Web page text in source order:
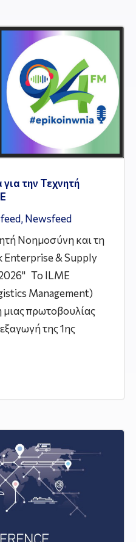
την Τεχνητή
, Newsfeed
Νοημοσύνη και τη
Enterprise & Supply
Το ILME
Management)
μιας πρωτοβουλίας
της 1ης